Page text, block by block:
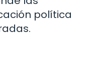
política